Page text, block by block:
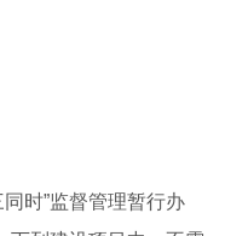
时”监督管理暂行办